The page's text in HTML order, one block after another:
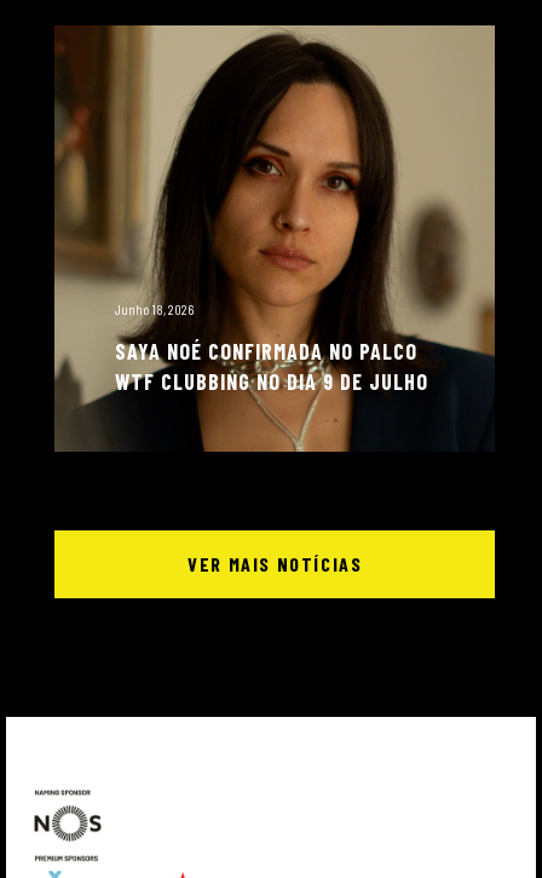
Junho 18, 2026
SAYA NOÉ CONFIRMADA NO PALCO
WTF CLUBBING NO DIA 9 DE JULHO
VER MAIS NOTÍCIAS